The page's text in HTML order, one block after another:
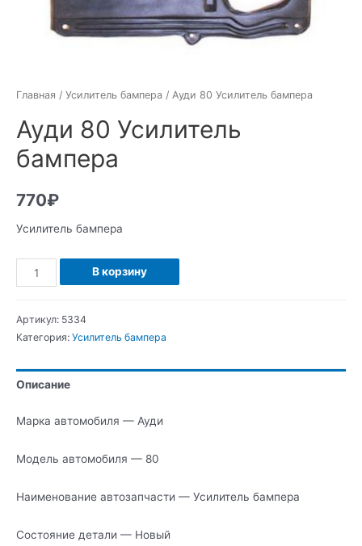
Главная / Усилитель бампера / Ауди 80 Усилитель бампера
Ауди 80 Усилитель
бампера
770₽
Усилитель бампера
Количество
Ауди
Усилитель
В корзину
Артикул: 5334
Категория: Усилитель бампера
Описание
Марка автомобиля — Ауди
Модель автомобиля — 80
Наименование автозапчасти — Усилитель бампера
Состояние детали — Новый